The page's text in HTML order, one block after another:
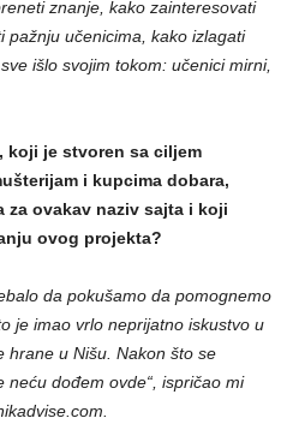
znanje, kako zainteresovati
pažnju učenicima, kako izlagati
išlo svojim tokom: učenici mirni,
, koji je stvoren sa ciljem
i kupcima dobara,
za ovakav naziv sajta i koji
ovog projekta?
da pokušamo da pomognemo
je imao vrlo neprijatno iskustvo u
hrane u Nišu. Nakon što se
dođem ovde“, ispričao mi